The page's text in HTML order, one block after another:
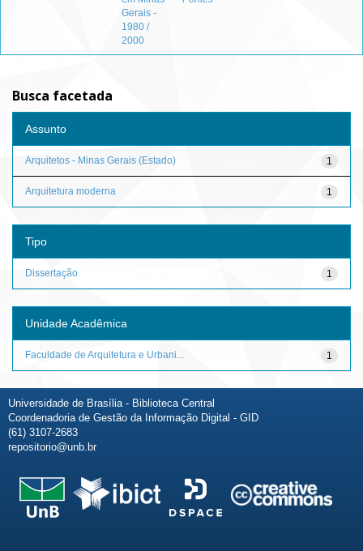
Gerais -
1980 /
2000
Busca facetada
Assunto
1
Arquitetos - Minas Gerais (Estado)
1
Arquitetura moderna
Tipo
1
Dissertação
Unidade Acadêmica
1
Faculdade de Arquitetura e Urbani...
Universidade de Brasília - Biblioteca Central
Coordenadoria de Gestão da Informação Digital - GID
(61) 3107-2683
repositorio@unb.br